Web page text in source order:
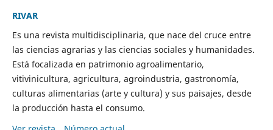
RIVAR
Es una revista multidisciplinaria, que nace del cruce entre
las ciencias agrarias y las ciencias sociales y humanidades.
Está focalizada en patrimonio agroalimentario,
vitivinicultura, agricultura, agroindustria, gastronomía,
culturas alimentarias (arte y cultura) y sus paisajes, desde
la producción hasta el consumo.